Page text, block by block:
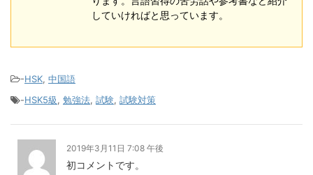
していければと思っています。
-HSK, 中国語
-HSK5級, 勉強法, 試験, 試験対策
2019年3月11日 7:08 午後
初コメントです。